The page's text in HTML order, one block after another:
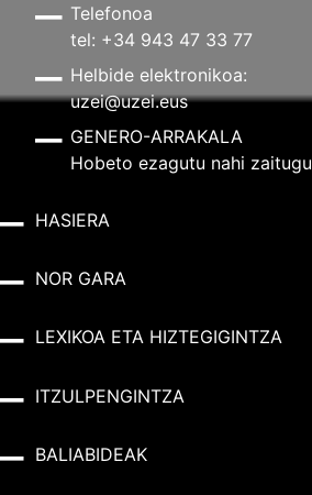
Telefonoa
tel: +34 943 47 33 77
Helbide elektronikoa:
uzei@uzei.eus
GENERO-ARRAKALA
Hobeto ezagutu nahi zaitugu
HASIERA
NOR GARA
LEXIKOA ETA HIZTEGIGINTZA
ITZULPENGINTZA
BALIABIDEAK